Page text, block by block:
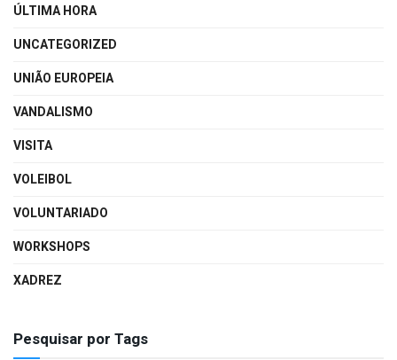
ÚLTIMA HORA
UNCATEGORIZED
UNIÃO EUROPEIA
VANDALISMO
VISITA
VOLEIBOL
VOLUNTARIADO
WORKSHOPS
XADREZ
Pesquisar por Tags